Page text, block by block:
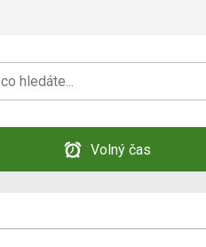
Volný čas